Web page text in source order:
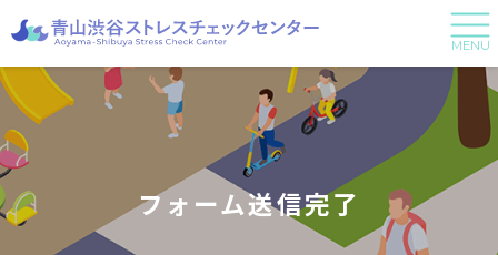
MENU
フォーム送信完了